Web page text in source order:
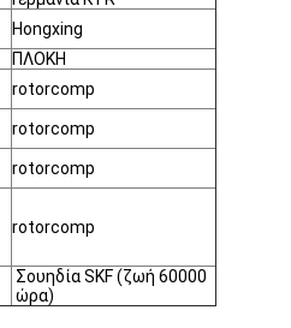
Hongxing
ΠΛΟΚΗ
rotorcomp
rotorcomp
rotorcomp
rotorcomp
Σουηδία SKF (ζωή 60000
ώρα)